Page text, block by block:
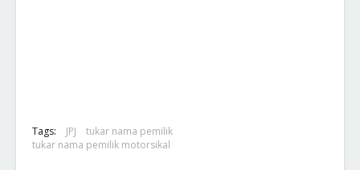
Tags: JPJ
tukar nama pemilik
tukar nama pemilik motorsikal